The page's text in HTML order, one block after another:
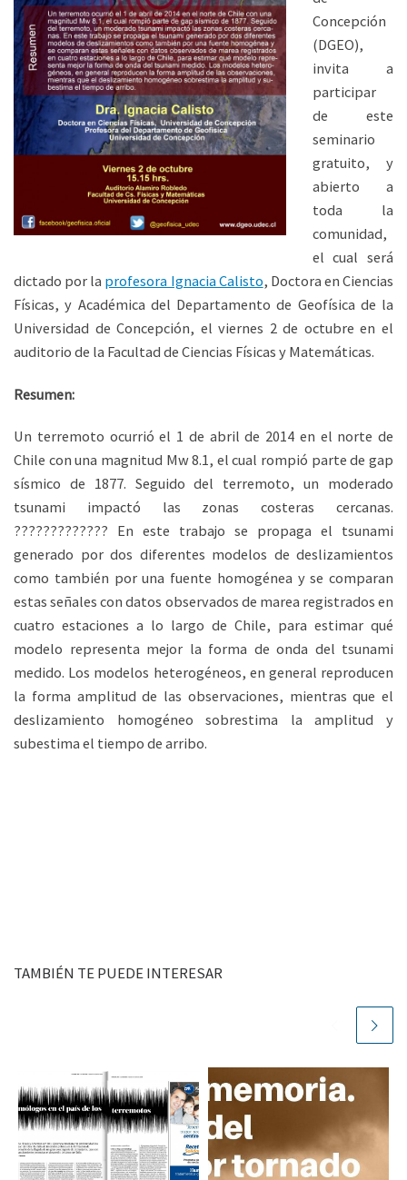
Concepción
(DGEO),
invita a
participar
de este
seminario
gratuito, y
abierto a
toda la
comunidad,
el cual será
dictado por la profesora Ignacia Calisto, Doctora en Ciencias
Físicas, y Académica del Departamento de Geofísica de la
Universidad de Concepción, el viernes 2 de octubre en el
auditorio de la Facultad de Ciencias Físicas y Matemáticas.
Resumen:
Un terremoto ocurrió el 1 de abril de 2014 en el norte de
Chile con una magnitud Mw 8.1, el cual rompió parte de gap
sísmico de 1877. Seguido del terremoto, un moderado
tsunami impactó las zonas costeras cercanas.
????????????? En este trabajo se propaga el tsunami
generado por dos diferentes modelos de deslizamientos
como también por una fuente homogénea y se comparan
estas señales con datos observados de marea registrados en
cuatro estaciones a lo largo de Chile, para estimar qué
modelo representa mejor la forma de onda del tsunami
medido. Los modelos heterogéneos, en general reproducen
la forma amplitud de las observaciones, mientras que el
deslizamiento homogéneo sobrestima la amplitud y
subestima el tiempo de arribo.
TAMBIÉN TE PUEDE INTERESAR